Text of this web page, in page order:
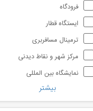
فرودگاه
ایستگاه قطار
ترمینال مسافربری
مرکز شهر و نقاط دیدنی
نمایشگاه بین المللی
بیشتر